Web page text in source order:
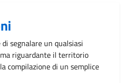
segnalare un qualsiasi
riguardante il territorio
compilazione di un semplice